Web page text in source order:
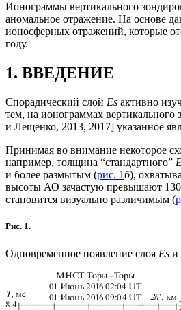
Ионограммы вертикального
аномальное отражение. На основе
ионосферных отражений, которые
году.
1. ВВЕДЕНИЕ
Спорадический слой Es активно
тем, на ионограммах вертикального
и Лещенко, 2013, 2017] указанное
Принимая во внимание некоторое
например, толщина “стандартного”
и более размытым (рис. 1б),
высоты АО зачастую превышают
становится визуально различимым (
Рис. 1.
Одновременное появление слоя Es и